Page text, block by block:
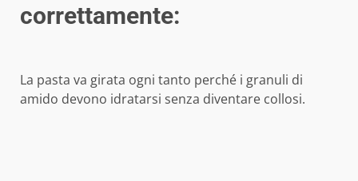
correttamente:
La pasta va girata ogni tanto perché i granuli di
amido devono idratarsi senza diventare collosi.